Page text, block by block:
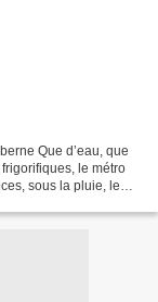
Que d’eau, que
le métro
sous la pluie, le